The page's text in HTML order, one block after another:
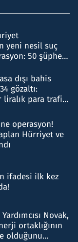
yeni nesil suç
50 şüpheli
dışı bahis
gözaltı:
liralık para trafiği
operasyon!
Hürriyet ve
ifadesi ilk kez
Novak,
ortaklığının
olduğunu